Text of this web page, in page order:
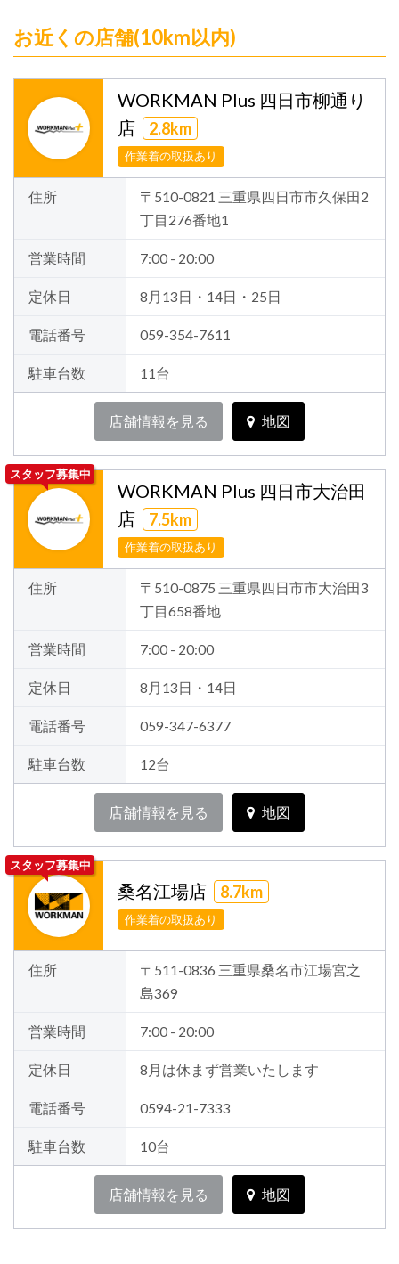
お近くの店舗(10km以内)
WORKMAN Plus 四日市柳通り
店
2.8km
作業着の取扱あり
住所
〒510-0821 三重県四日市市久保田2
丁目276番地1
営業時間 7:00 - 20:00
定休日 8月13日・14日・25日
電話番号 059-354-7611
駐車台数 11台
店舗情報を見る 地図
スタッフ募集中
WORKMAN Plus 四日市大治田
店
7.5km
作業着の取扱あり
住所
〒510-0875 三重県四日市市大治田3
丁目658番地
営業時間 7:00 - 20:00
定休日 8月13日・14日
電話番号 059-347-6377
駐車台数 12台
店舗情報を見る 地図
スタッフ募集中
桑名江場店 8.7km
作業着の取扱あり
住所
〒511-0836 三重県桑名市江場宮之
島369
営業時間 7:00 - 20:00
定休日 8月は休まず営業いたします
電話番号 0594-21-7333
駐車台数 10台
店舗情報を見る 地図